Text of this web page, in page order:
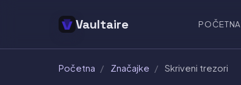
Vaultaire POČETNA
Početna / Značajke / Skriveni trezori